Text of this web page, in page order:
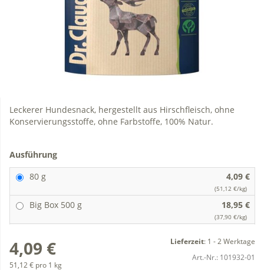
Leckerer Hundesnack, hergestellt aus Hirschfleisch, ohne
Konservierungsstoffe, ohne Farbstoffe, 100% Natur.
Ausführung
80 g
4,09 €
(51,12 €/kg)
Big Box 500 g 18,95 €
(37,90 €/kg)
4,09 €
51,12 € pro 1 kg
Lieferzeit: 1 - 2 Werktage
Art.-Nr.: 101932-01